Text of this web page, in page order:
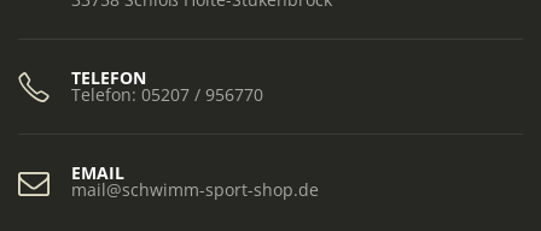
TELEFON
Telefon: 05207 / 956770
EMAIL
mail@schwimm-sport-shop.de